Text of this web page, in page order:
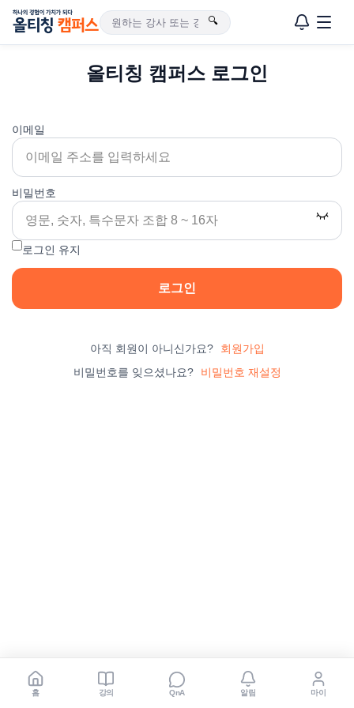
🔍
홈 강의 QnA 알림 마이
올티칭 캠퍼스 로그인
이메일
비밀번호
로그인 유지
로그인
아직 회원이 아니신가요?
회원가입
비밀번호를 잊으셨나요?
비밀번호 재설정